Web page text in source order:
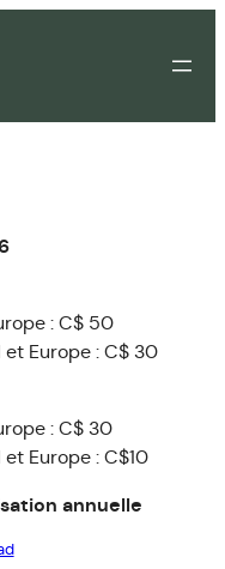
: C$ 50
Europe : C$ 30
: C$ 30
Europe : C$10
annuelle